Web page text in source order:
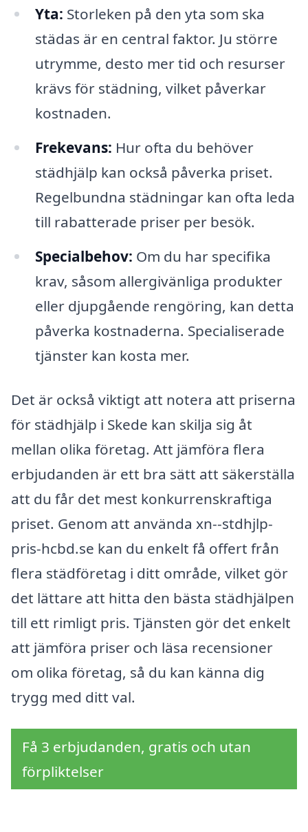
Yta: Storleken på den yta som ska
städas är en central faktor. Ju större
utrymme, desto mer tid och resurser
krävs för städning, vilket påverkar
kostnaden.
Frekevans: Hur ofta du behöver
städhjälp kan också påverka priset.
Regelbundna städningar kan ofta leda
till rabatterade priser per besök.
Specialbehov: Om du har specifika
krav, såsom allergivänliga produkter
eller djupgående rengöring, kan detta
påverka kostnaderna. Specialiserade
tjänster kan kosta mer.
Det är också viktigt att notera att priserna
för städhjälp i Skede kan skilja sig åt
mellan olika företag. Att jämföra flera
erbjudanden är ett bra sätt att säkerställa
att du får det mest konkurrenskraftiga
priset. Genom att använda xn--stdhjlp-
pris-hcbd.se kan du enkelt få offert från
flera städföretag i ditt område, vilket gör
det lättare att hitta den bästa städhjälpen
till ett rimligt pris. Tjänsten gör det enkelt
att jämföra priser och läsa recensioner
om olika företag, så du kan känna dig
trygg med ditt val.
Få 3 erbjudanden, gratis och utan
förpliktelser